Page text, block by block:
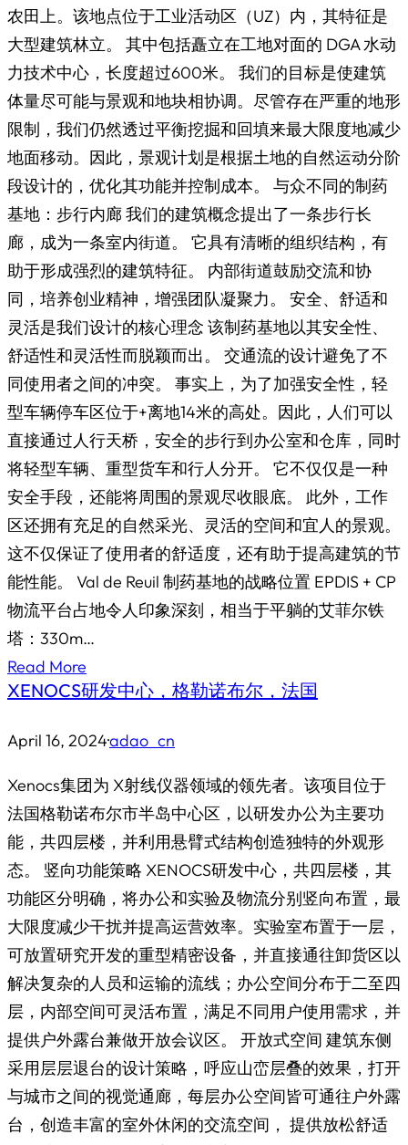
农田上。该地点位于工业活动区（UZ）内，其特征是
大型建筑林立。 其中包括矗立在工地对面的 DGA 水动
力技术中心，长度超过600米。 我们的目标是使建筑
体量尽可能与景观和地块相协调。尽管存在严重的地形
限制，我们仍然透过平衡挖掘和回填来最大限度地减少
地面移动。因此，景观计划是根据土地的自然运动分阶
段设计的，优化其功能并控制成本。 与众不同的制药
基地：步行内廊 我们的建筑概念提出了一条步行长
廊，成为一条室内街道。 它具有清晰的组织结构，有
助于形成强烈的建筑特征。 内部街道鼓励交流和协
同，培养创业精神，增强团队凝聚力。 安全、舒适和
灵活是我们设计的核心理念 该制药基地以其安全性、
舒适性和灵活性而脱颖而出。 交通流的设计避免了不
同使用者之间的冲突。 事实上，为了加强安全性，轻
型车辆停车区位于+离地14米的高处。因此，人们可以
直接通过人行天桥，安全的步行到办公室和仓库，同时
将轻型车辆、重型货车和行人分开。 它不仅仅是一种
安全手段，还能将周围的景观尽收眼底。 此外，工作
区还拥有充足的自然采光、灵活的空间和宜人的景观。
这不仅保证了使用者的舒适度，还有助于提高建筑的节
能性能。 Val de Reuil 制药基地的战略位置 EPDIS + CP
物流平台占地令人印象深刻，相当于平躺的艾菲尔铁
塔：330m…
Read More
XENOCS研发中心，格勒诺布尔，法国
April 16, 2024·adao_cn
Xenocs集团为 X射线仪器领域的领先者。该项目位于
法国格勒诺布尔市半岛中心区，以研发办公为主要功
能，共四层楼，并利用悬臂式结构创造独特的外观形
态。 竖向功能策略 XENOCS研发中心，共四层楼，其
功能区分明确，将办公和实验及物流分别竖向布置，最
大限度减少干扰并提高运营效率。实验室布置于一层，
可放置研究开发的重型精密设备，并直接通往卸货区以
解决复杂的人员和运输的流线；办公空间分布于二至四
层，内部空间可灵活布置，满足不同用户使用需求，并
提供户外露台兼做开放会议区。 开放式空间 建筑东侧
采用层层退台的设计策略，呼应山峦层叠的效果，打开
与城市之间的视觉通廊，每层办公空间皆可通往户外露
台，创造丰富的室外休闲的交流空间， 提供放松舒适